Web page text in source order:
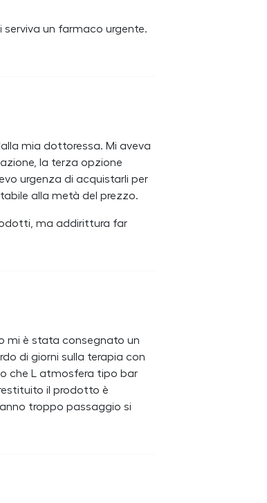
un farmaco urgente.
mia dottoressa. Mi aveva
la terza opzione
urgenza di acquistarli per
alla metà del prezzo.
ma addirittura far
mi è stata consegnato un
di giorni sulla terapia con
che L atmosfera tipo bar
il prodotto è
troppo passaggio si